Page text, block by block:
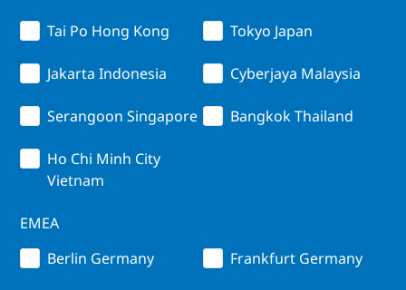
Tai Po Hong Kong Tokyo Japan
Jakarta Indonesia Cyberjaya Malaysia
Serangoon Singapore Bangkok Thailand
Ho Chi Minh City
Vietnam
EMEA
Berlin Germany
Frankfurt Germany